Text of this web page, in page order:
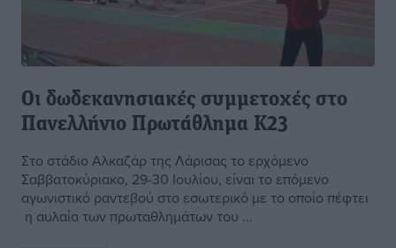
Οι δωδεκανησιακές συμμετοχές στο
Πανελλήνιο Πρωτάθλημα Κ23
Στο στάδιο Αλκαζάρ της Λάρισας το ερχόμενο
Σαββατοκύριακο, 29-30 Ιουλίου, είναι το επόμενο
αγωνιστικό ραντεβού στο εσωτερικό με το οποίο πέφτει
η αυλαία των πρωταθλημάτων του ...